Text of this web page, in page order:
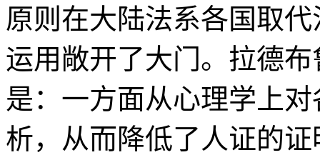
原则在大陆法系各国取
运用敞开了大门。拉德
是：一方面从心理学上
析，从而降低了人证的